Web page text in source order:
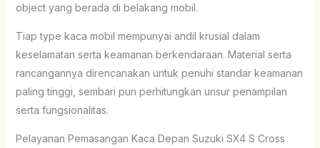
object yang berada di belakang mobil.
Tiap type kaca mobil mempunyai andil krusial dalam
keselamatan serta keamanan berkendaraan. Material serta
rancangannya direncanakan untuk penuhi standar keamanan
paling tinggi, sembari pun perhitungkan unsur penampilan
serta fungsionalitas.
Pelayanan Pemasangan Kaca Depan Suzuki SX4 S Cross